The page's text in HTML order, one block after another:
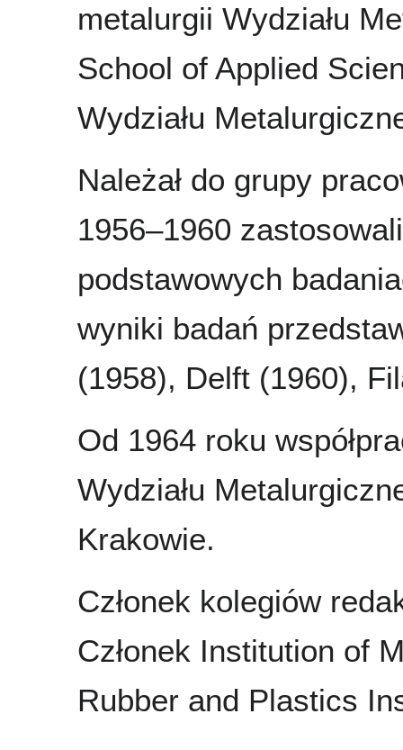
metalurgii Wydziału
School of Applied
Wydziału
Należał do grupy
1956–1960
podstawowych
wyniki badań
(1958), Delft (1960),
Od 1964 roku
Wydziału
Krakowie.
Członek kolegiów
Członek Institution of
Rubber and Plastics